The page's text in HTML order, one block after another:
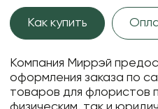
Как купить
Компания Миррэй
оформления заказа по
товаров для флористов